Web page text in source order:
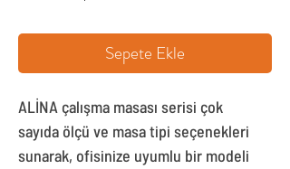
Sepete Ekle
ALİNA çalışma masası serisi çok
sayıda ölçü ve masa tipi seçenekleri
sunarak, ofisinize uyumlu bir modeli